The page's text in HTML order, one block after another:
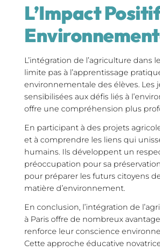
L’Impact
L’intégration de l’agriculture dans
limite pas à l’apprentissage
environnementale des élèves.
sensibilisées aux défis liés à
offre une compréhension plus
En participant à des projets
et à comprendre les liens qui
humains. Ils développent un
préoccupation pour sa
pour préparer les futurs citoyens
matière d’environnement.
En conclusion, l’intégration de
à Paris offre de nombreux
renforce leur conscience
Cette approche éducative